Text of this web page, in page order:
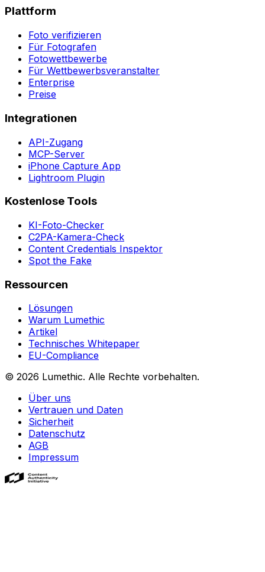
Plattform
Foto verifizieren
Für Fotografen
Fotowettbewerbe
Für Wettbewerbsveranstalter
Enterprise
Preise
Integrationen
API-Zugang
MCP-Server
iPhone Capture App
Lightroom Plugin
Kostenlose Tools
KI-Foto-Checker
C2PA-Kamera-Check
Content Credentials Inspektor
Spot the Fake
Ressourcen
Lösungen
Warum Lumethic
Artikel
Technisches Whitepaper
EU-Compliance
© 2026 Lumethic. Alle Rechte vorbehalten.
Über uns
Vertrauen und Daten
Sicherheit
Datenschutz
AGB
Impressum